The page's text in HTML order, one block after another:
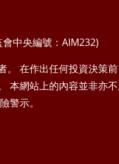
中央編號：AIM232)
在作出任何投資決策
本網站上的內容並非亦
警示。